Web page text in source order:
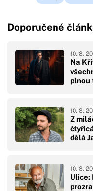
Doporučené
Na
plnou
10. 8.
Z
dělá
10. 8.
Ulice:
10. 8.